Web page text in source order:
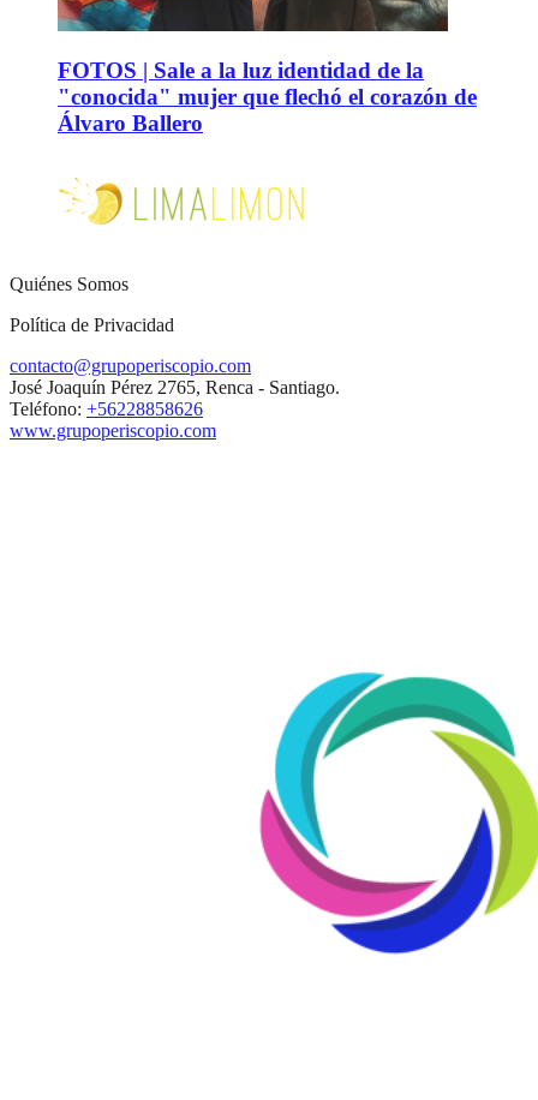
FOTOS | Sale a la luz identidad de la
"conocida" mujer que flechó el corazón de
Álvaro Ballero
Quiénes Somos
Política de Privacidad
contacto@grupoperiscopio.com
José Joaquín Pérez 2765, Renca - Santiago.
Teléfono: +56228858626
www.grupoperiscopio.com